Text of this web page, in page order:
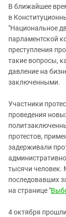
В ближайшее
в
"Национальное
парламентской
преступления
такие вопросы,
давление на
заключенными.
Участники
проведения
протестов,
задерживали
тысячи человек.
последовавших
на странице "
4 октября